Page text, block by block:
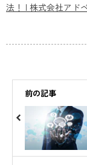
法！ | 株式会社アド
前の記事